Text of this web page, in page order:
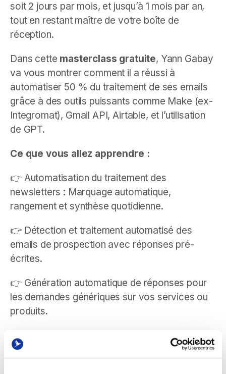
soit 2 jours par mois, et jusqu’à 1 mois par an,
tout en restant maître de votre boîte de
réception.
Dans cette masterclass gratuite, Yann Gabay
va vous montrer comment il a réussi à
automatiser 50 % du traitement de ses emails
grâce à des outils puissants comme Make (ex-
Integromat), Gmail API, Airtable, et l’utilisation
de GPT.
Ce que vous allez apprendre :
👉 Automatisation du traitement des
newsletters : Marquage automatique,
rangement et synthèse quotidienne.
👉 Détection et traitement automatisé des
emails de prospection avec réponses pré-
écrites.
👉 Génération automatique de réponses pour
les demandes génériques sur vos services ou
produits.
👉 Classement intelligent des emails d’alerte,
avec une gestion prioritaire des messages